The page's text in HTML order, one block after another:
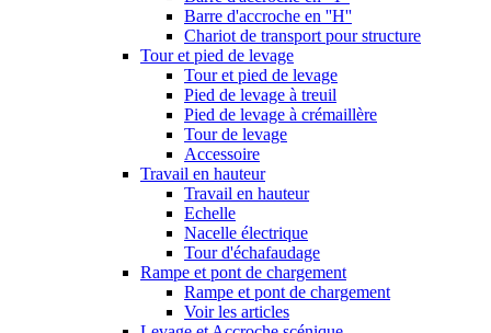
Barre d'accroche en ''H''
Chariot de transport pour structure
Tour et pied de levage
Tour et pied de levage
Pied de levage à treuil
Pied de levage à crémaillère
Tour de levage
Accessoire
Travail en hauteur
Travail en hauteur
Echelle
Nacelle électrique
Tour d'échafaudage
Rampe et pont de chargement
Rampe et pont de chargement
Voir les articles